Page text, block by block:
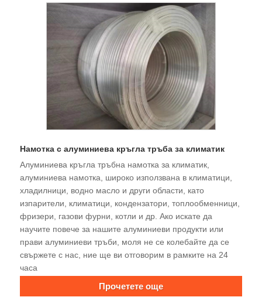
Намотка с алуминиева кръгла тръба за климатик
Алуминиева кръгла тръбна намотка за климатик,
алуминиева намотка, широко използвана в климатици,
хладилници, водно масло и други области, като
изпарители, климатици, кондензатори, топлообменници,
фризери, газови фурни, котли и др. Ако искате да
научите повече за нашите алуминиеви продукти или
прави алуминиеви тръби, моля не се колебайте да се
свържете с нас, ние ще ви отговорим в рамките на 24
часа
Прочетете още